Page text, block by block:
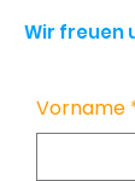
Wir freuen
Vorname